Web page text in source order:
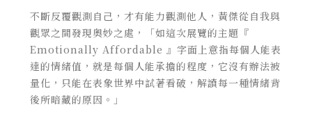
不斷反覆觀測自己，才有能力觀測他人，黃傑從自我與
觀眾之間發現奧妙之處，「如這次展覽的主題『
Emotionally Affordable 』字面上意指每個人能表
達的情緒值，就是每個人能承擔的程度，它沒有辦法被
量化，只能在表象世界中試著看破，解讀每一種情緒背
後所暗藏的原因。」